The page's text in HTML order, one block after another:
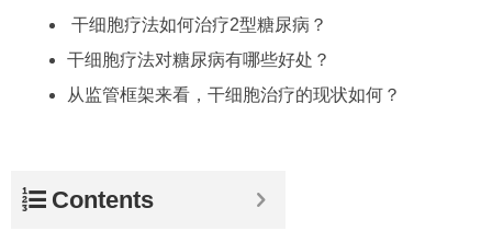
干细胞疗法如何治疗2型糖尿病？
干细胞疗法对糖尿病有哪些好处？
从监管框架来看，干细胞治疗的现状如何？
Contents